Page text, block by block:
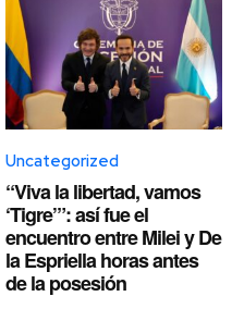
Uncategorized
“Viva la libertad, vamos
‘Tigre’”: así fue el
encuentro entre Milei y De
la Espriella horas antes
de la posesión